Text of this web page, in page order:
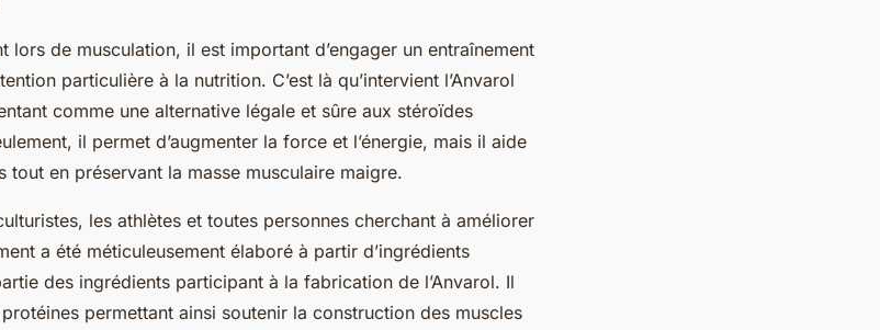
lors de musculation, il est important d’engager un entraînement
particulière à la nutrition. C’est là qu’intervient l’Anvarol
comme une alternative légale et sûre aux stéroïdes
il permet d’augmenter la force et l’énergie, mais il aide
tout en préservant la masse musculaire maigre.
les athlètes et toutes personnes cherchant à améliorer
a été méticuleusement élaboré à partir d’ingrédients
des ingrédients participant à la fabrication de l’Anvarol. Il
permettant ainsi soutenir la construction des muscles